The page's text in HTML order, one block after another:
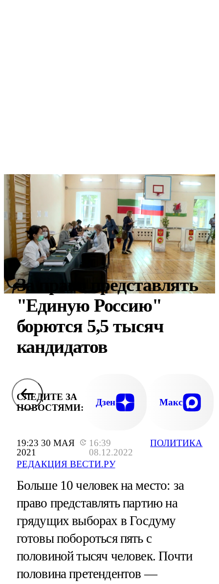
19:23 30 МАЯ
2021
16:39
08.12.2022
РЕДАКЦИЯ ВЕСТИ.РУ
ПОЛИТИКА
За право представлять
"Единую Россию"
борются 5,5 тысяч
кандидатов
СЛЕДИТЕ ЗА
НОВОСТЯМИ:
Дзен Макс
Больше 10 человек на место: за
право представлять партию на
грядущих выборах в Госдуму
готовы побороться пять с
половиной тысяч человек. Почти
половина претендентов —